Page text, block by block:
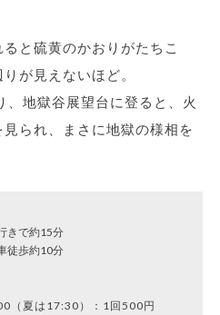
と硫黄のかおりがたちこ
が見えないほど。
地獄谷展望台に登ると、火
られ、まさに地獄の様相を
きで約15分
徒歩約10分
（夏は17:30）：1回500円